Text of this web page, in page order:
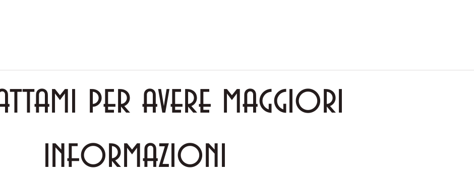
per avere maggiori
informazioni